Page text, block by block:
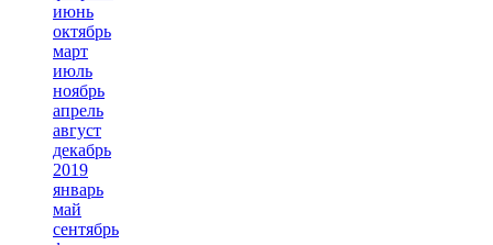
июнь
октябрь
март
июль
ноябрь
апрель
август
декабрь
2019
январь
май
сентябрь